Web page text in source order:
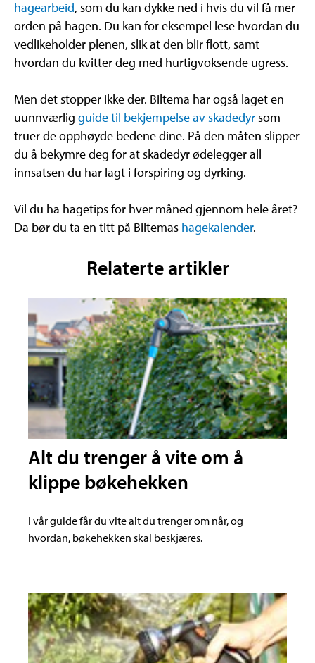
hagearbeid, som du kan dykke ned i hvis du vil få mer
orden på hagen. Du kan for eksempel lese hvordan du
vedlikeholder plenen, slik at den blir flott, samt
hvordan du kvitter deg med hurtigvoksende ugress.
Men det stopper ikke der. Biltema har også laget en
uunnværlig guide til bekjempelse av skadedyrsom
truer de opphøyde bedene dine. På den måten slipper
du å bekymre deg for at skadedyr ødelegger all
innsatsen du har lagt i forspiring og dyrking.
Vil du ha hagetips for hver måned gjennom hele året?
Da bør du ta en titt på Biltemas hagekalender.
Relaterte artikler
Alt du trenger å vite om å
klippe bøkehekken
I vår guide får du vite alt du trenger om når, og
hvordan, bøkehekken skal beskjæres.